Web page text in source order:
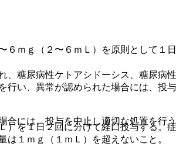
糖尿病性ケトアシドーシス、糖尿病
い、異常が認められた場合には、投
には、投与を中止し適切な処置を行
ｍｇ（２〜６ｍＬ）を原則として１
を１日２回に分けて経口投与する。
１ｍｇ（１ｍＬ）を超えないこと。